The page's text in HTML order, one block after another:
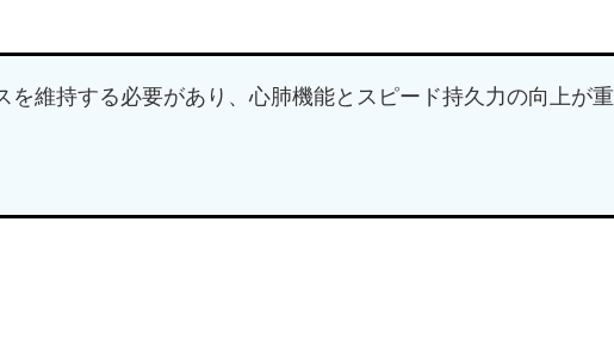
を維持する必要があり、心肺機能とスピード持久力の向上が重